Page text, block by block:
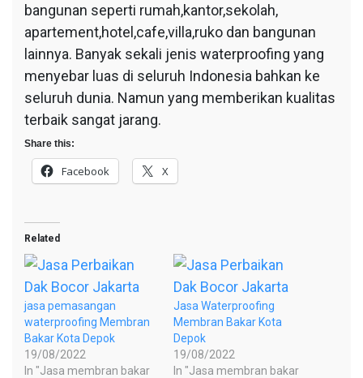
bangunan seperti rumah,kantor,sekolah,
apartement,hotel,cafe,villa,ruko dan bangunan
lainnya. Banyak sekali jenis waterproofing yang
menyebar luas di seluruh Indonesia bahkan ke
seluruh dunia. Namun yang memberikan kualitas
terbaik sangat jarang.
Share this:
Facebook X
Related
jasa pemasangan
waterproofing Membran
Bakar Kota Depok
19/08/2022
In "Jasa membran bakar
Jasa Waterproofing
Membran Bakar Kota
Depok
19/08/2022
In "Jasa membran bakar